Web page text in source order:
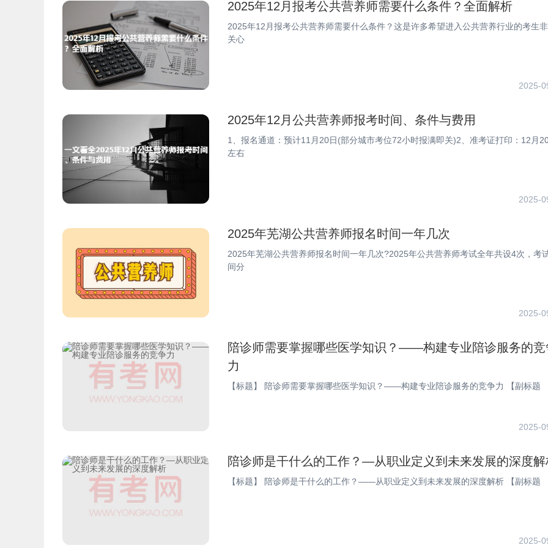
2025年12月报考公共营养师需要什么条件？全面解析
2025年12月报考公共营养师需要什么条件？这是许多希望进入公共营养行业的考生
关心
2025-
2025年12月公共营养师报考时间、条件与费用
1、报名通道：预计11月20日(部分城市考位72小时报满即关)2、准考证打印：12月
左右
2025-
2025年芜湖公共营养师报名时间一年几次
2025年芜湖公共营养师报名时间一年几次?2025年公共营养师考试全年共设4次，考
间分
2025-
陪诊师需要掌握哪些医学知识？——构建专业陪诊服务的竞
力
【标题】 陪诊师需要掌握哪些医学知识？——构建专业陪诊服务的竞争力 【副标题
2025-
陪诊师是干什么的工作？—从职业定义到未来发展的深度解
【标题】 陪诊师是干什么的工作？——从职业定义到未来发展的深度解析 【副标题
2025-